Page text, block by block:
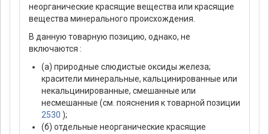
неорганические красящие вещества или красящие
вещества минерального происхождения.
В данную товарную позицию, однако, не
включаются :
(а) природные слюдистые оксиды железа;
красители минеральные, кальцинированные или
некальцинированные, смешанные или
несмешанные (см. пояснения к товарной позиции
2530 );
(б) отдельные неорганические красящие